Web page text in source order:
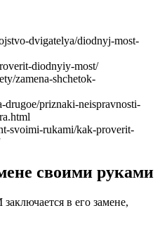
dvigatelya/diodnyj-most-
diodnyiy-most/
zamena-shchetok-
drugoe/priznaki-neispravnosti-
svoimi-rukami/kak-proverit-
своими руками
в его замене,